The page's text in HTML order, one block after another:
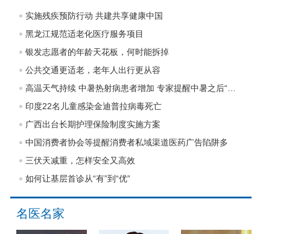
实施残疾预防行动 共建共享健康中国
黑龙江规范适老化医疗服务项目
银发志愿者的年龄天花板，何时能拆掉
公共交通更适老，老年人出行更从容
印度22名儿童感染金迪普拉病毒死亡
广西出台长期护理保险制度实施方案
中国消费者协会等提醒消费者私域渠道医药广告陷阱多
三伏天减重，怎样安全又高效
如何让基层首诊从“有”到“优”
名医名家